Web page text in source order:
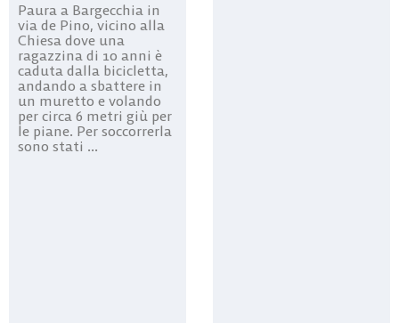
Paura a Bargecchia in
via de Pino, vicino alla
Chiesa dove una
ragazzina di 10 anni è
caduta dalla bicicletta,
andando a sbattere in
un muretto e volando
per circa 6 metri giù per
le piane. Per soccorrerla
sono stati ...